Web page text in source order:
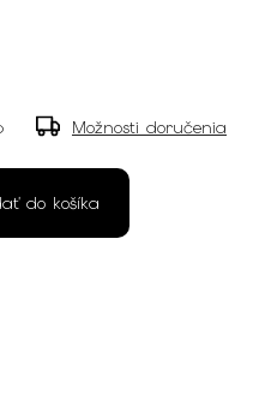
Možnosti doručenia
do košíka